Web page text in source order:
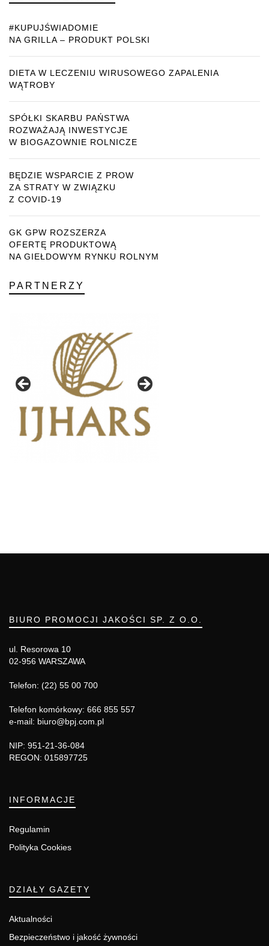
#KUPUJŚWIADOMIE
NA GRILLA – PRODUKT POLSKI
DIETA W LECZENIU WIRUSOWEGO ZAPALENIA
WĄTROBY
SPÓŁKI SKARBU PAŃSTWA
ROZWAŻAJĄ INWESTYCJE
W BIOGAZOWNIE ROLNICZE
BĘDZIE WSPARCIE Z PROW
ZA STRATY W ZWIĄZKU
Z COVID-19
GK GPW ROZSZERZA
OFERTĘ PRODUKTOWĄ
NA GIEŁDOWYM RYNKU ROLNYM
PARTNERZY
BIURO PROMOCJI JAKOŚCI SP. Z O.O.
ul. Resorowa 10
02-956 WARSZAWA
Telefon: (22) 55 00 700
Telefon komórkowy: 666 855 557
e-mail: biuro@bpj.com.pl
NIP: 951-21-36-084
REGON: 015897725
INFORMACJE
Regulamin
Polityka Cookies
DZIAŁY GAZETY
Aktualności
Bezpieczeństwo i jakość żywności